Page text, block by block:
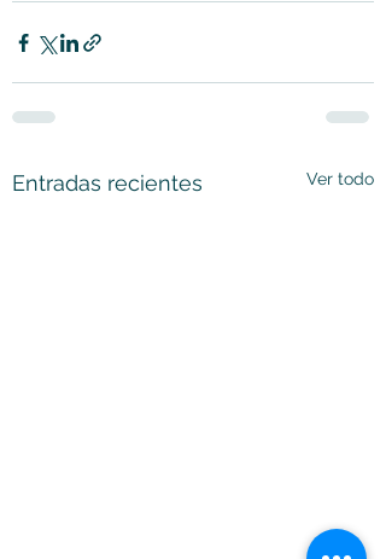
Entradas recientes Ver todo